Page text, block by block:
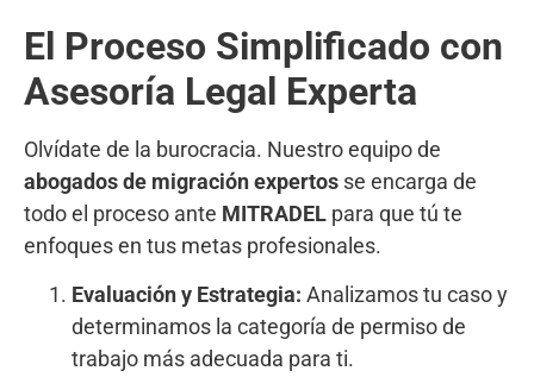
El Proceso Simplificado con
Asesoría Legal Experta
Olvídate de la burocracia. Nuestro equipo de
abogados de migración expertos se encarga de
todo el proceso ante MITRADEL para que tú te
enfoques en tus metas profesionales.
Evaluación y Estrategia: Analizamos tu caso y
determinamos la categoría de permiso de
trabajo más adecuada para ti.